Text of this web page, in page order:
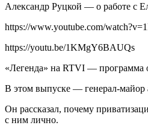
Александр Руцкой — о работе с
https://www.youtube.com/
https://youtu.be/1KMgY6BAUQs
«Легенда» на RTVI — программа
В этом выпуске — генерал-майор
Он рассказал, почему
с ним лично.